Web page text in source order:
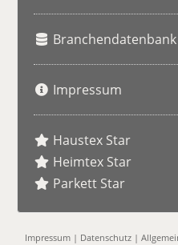
Branchendatenbank
Impressum
Haustex Star
Heimtex Star
Parkett Star
Impressum | Datenschutz |